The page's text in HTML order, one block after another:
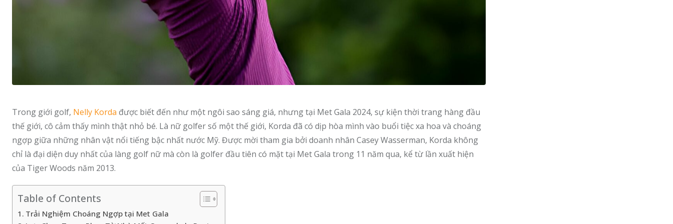
Trong giới golf, Nelly Korda được biết đến như một ngôi sao sáng giá, nhưng tại Met Gala 2024, sự kiện thời trang hàng đầu
thế giới, cô cảm thấy mình thật nhỏ bé. Là nữ golfer số một thế giới, Korda đã có dịp hòa mình vào buổi tiệc xa hoa và choáng
ngợp giữa những nhân vật nổi tiếng bậc nhất nước Mỹ. Được mời tham gia bởi doanh nhân Casey Wasserman, Korda không
chỉ là đại diện duy nhất của làng golf nữ mà còn là golfer đầu tiên có mặt tại Met Gala trong 11 năm qua, kể từ lần xuất hiện
của Tiger Woods năm 2013.
Table of Contents
Trải Nghiệm Choáng Ngợp tại Met Gala